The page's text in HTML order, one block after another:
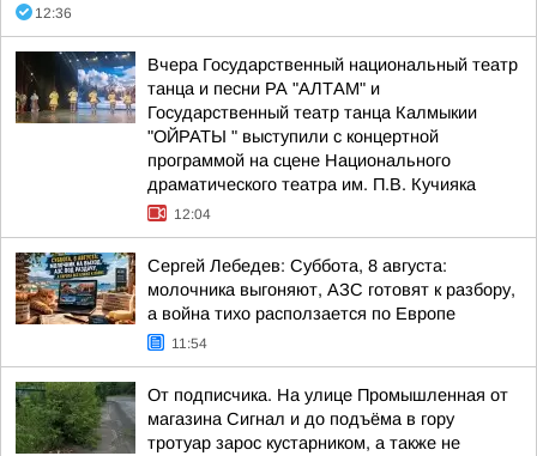
12:36
Вчера Государственный национальный театр
танца и песни РА "АЛТАМ" и
Государственный театр танца Калмыкии
"ОЙРАТЫ " выступили с концертной
программой на сцене Национального
драматического театра им. П.В. Кучияка
12:04
Сергей Лебедев: Суббота, 8 августа:
молочника выгоняют, АЗС готовят к разбору,
а война тихо расползается по Европе
11:54
От подписчика. На улице Промышленная от
магазина Сигнал и до подъёма в гору
тротуар зарос кустарником, а также не